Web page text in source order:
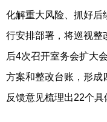
化解重大风险、抓好后
行安排部署，将巡视整
后4次召开室务会扩大
方案和整改台账，形成
反馈意见梳理出22个具